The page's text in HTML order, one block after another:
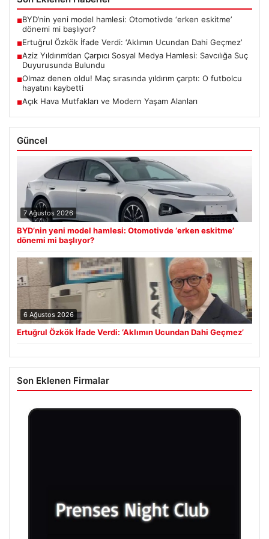
■BYD’nin yeni model hamlesi: Otomotivde ‘erken eskitme’
dönemi mi başlıyor?
■Ertuğrul Özkök İfade Verdi: ‘Aklımın Ucundan Dahi Geçmez’
■Aziz Yıldırım’dan Çarpıcı Sosyal Medya Hamlesi: Savcılığa Suç
Duyurusunda Bulundu
■Olmaz denen oldu! Maç sırasında yıldırım çarptı: O futbolcu
hayatını kaybetti
■Açık Hava Mutfakları ve Modern Yaşam Alanları
Güncel
7 Ağustos 2026
BYD’nin yeni model hamlesi: Otomotivde ‘erken eskitme’
dönemi mi başlıyor?
6 Ağustos 2026
Ertuğrul Özkök İfade Verdi: ‘Aklımın Ucundan Dahi Geçmez’
Son Eklenen Firmalar